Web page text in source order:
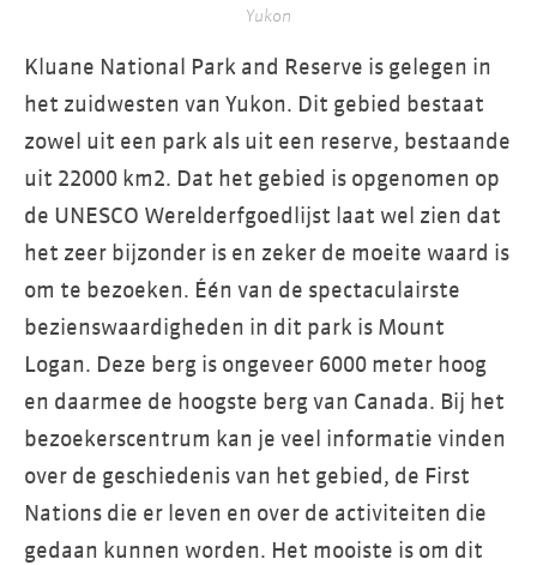
Yukon
Kluane National Park and Reserve is gelegen in
het zuidwesten van Yukon. Dit gebied bestaat
zowel uit een park als uit een reserve, bestaande
uit 22000 km2. Dat het gebied is opgenomen op
de UNESCO Werelderfgoedlijst laat wel zien dat
het zeer bijzonder is en zeker de moeite waard is
om te bezoeken. Één van de spectaculairste
bezienswaardigheden in dit park is Mount
Logan. Deze berg is ongeveer 6000 meter hoog
en daarmee de hoogste berg van Canada. Bij het
bezoekerscentrum kan je veel informatie vinden
over de geschiedenis van het gebied, de First
Nations die er leven en over de activiteiten die
gedaan kunnen worden. Het mooiste is om dit